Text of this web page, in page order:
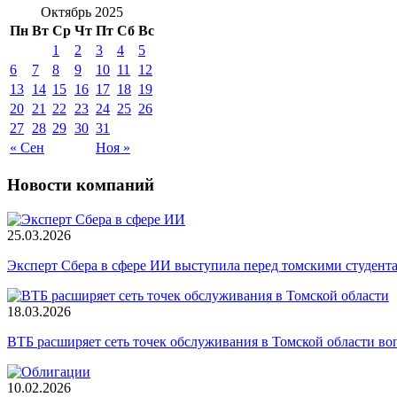
Октябрь 2025
Пн Вт Ср Чт Пт Сб Вс
« Сен Ноя »
1 2 3 4
5
6
7 8 9 10 11
12
13 14 15 16 17 18 19
20 21 22 23 24 25 26
27 28 29 30 31
Новости компаний
25.03.2026
Эксперт Сбера в сфере ИИ выступила перед томскими
18.03.2026
ВТБ расширяет сеть точек обслуживания в Томской области
10.02.2026